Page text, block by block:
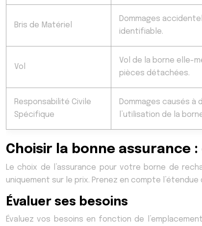
Bris de Matériel
Dommages
identifiable.
Vol
Vol de la borne elle-
pièces détachées.
Responsabilité Civile
Spécifique
Dommages causés à
l’utilisation de la
Choisir la bonne assurance
Le choix de l’assurance pour votre borne de
uniquement sur le prix. Prenez en compte
Évaluer ses besoins
Évaluez vos besoins en fonction de